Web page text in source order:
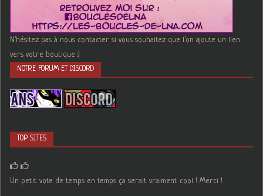
N'hésitez pas à nous contacter si vous souhaitez que l'on ajoute un lien
vers votre boutique :)
NOTRE FORUM ET DISCORD
TOP SITES
Un petit vote de temps en temps ça serait vraiment cool ! Merci !